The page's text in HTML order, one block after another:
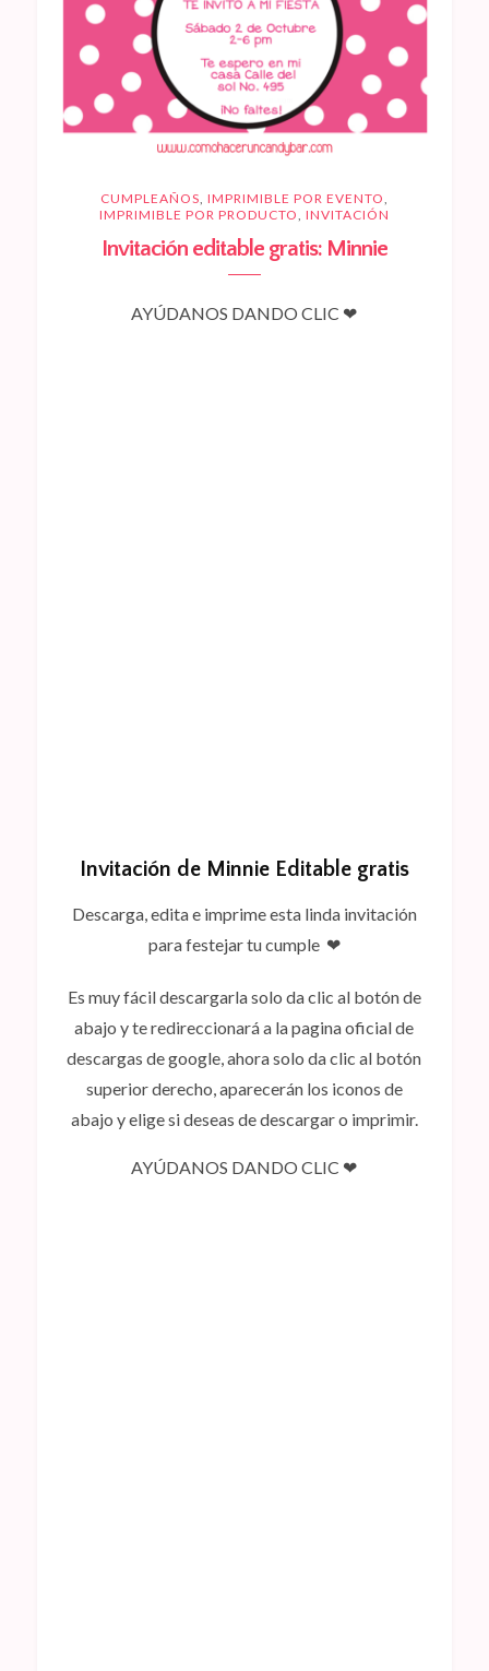
CUMPLEAÑOS, IMPRIMIBLE POR EVENTO,
IMPRIMIBLE POR PRODUCTO, INVITACIÓN
Invitación editable gratis: Minnie
AYÚDANOS DANDO CLIC ❤
Invitación de Minnie Editable gratis
Descarga, edita e imprime esta linda invitación
para festejar tu cumple ❤
Es muy fácil descargarla solo da clic al botón de
abajo y te redireccionará a la pagina oficial de
descargas de google, ahora solo da clic al botón
superior derecho, aparecerán los iconos de
abajo y elige si deseas de descargar o imprimir.
AYÚDANOS DANDO CLIC ❤